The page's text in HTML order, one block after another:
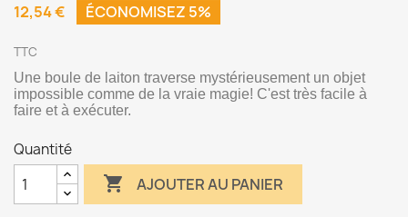
12,54 €
ÉCONOMISEZ 5%
TTC
Une boule de laiton traverse mystérieusement un objet
impossible comme de la vraie magie! C'est très facile à
faire et à exécuter.
Quantité
 AJOUTER AU PANIER